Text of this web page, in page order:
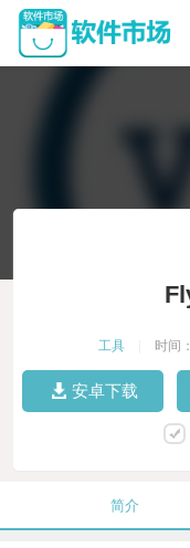
工具 时间
安卓下载
简介